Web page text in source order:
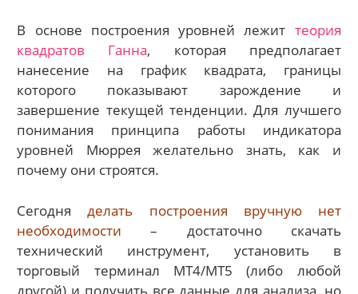
В основе построения уровней лежит теория
квадратов Ганна, которая предполагает
нанесение на график квадрата, границы
которого показывают зарождение и
завершение текущей тенденции. Для лучшего
понимания принципа работы индикатора
уровней Мюррея желательно знать, как и
почему они строятся.
Сегодняделать построения вручную нет
необходимости – достаточно скачать
технический инструмент, установить в
торговый терминал МТ4/МТ5 (либо любой